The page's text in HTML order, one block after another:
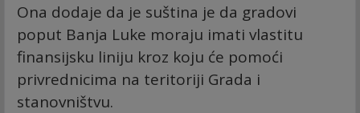
Ona dodaje da je suština je da gradovi
poput Banja Luke moraju imati vlastitu
finansijsku liniju kroz koju će pomoći
privrednicima na teritoriji Grada i
stanovništvu.